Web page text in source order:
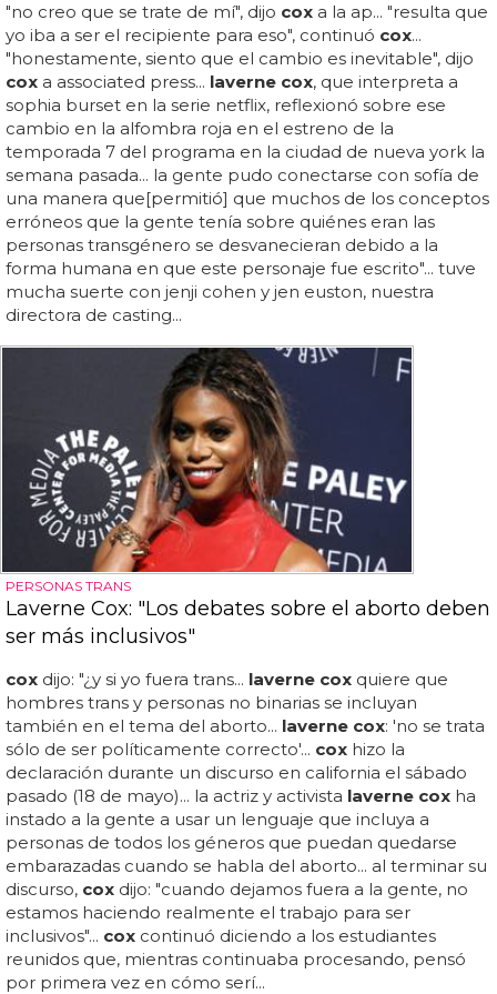
"no creo que se trate de mí", dijo cox a la ap... "resulta que
yo iba a ser el recipiente para eso", continuó cox...
"honestamente, siento que el cambio es inevitable", dijo
cox a associated press... laverne cox, que interpreta a
sophia burset en la serie netflix, reflexionó sobre ese
cambio en la alfombra roja en el estreno de la
temporada 7 del programa en la ciudad de nueva york la
semana pasada... la gente pudo conectarse con sofía de
una manera que[permitió] que muchos de los conceptos
erróneos que la gente tenía sobre quiénes eran las
personas transgénero se desvanecieran debido a la
forma humana en que este personaje fue escrito"... tuve
mucha suerte con jenji cohen y jen euston, nuestra
directora de casting...
PERSONAS TRANS
Laverne Cox: "Los debates sobre el aborto deben
ser más inclusivos"
cox dijo: "¿y si yo fuera trans... laverne cox quiere que
hombres trans y personas no binarias se incluyan
también en el tema del aborto... laverne cox: 'no se trata
sólo de ser políticamente correcto'... cox hizo la
declaración durante un discurso en california el sábado
pasado (18 de mayo)... la actriz y activista laverne cox ha
instado a la gente a usar un lenguaje que incluya a
personas de todos los géneros que puedan quedarse
embarazadas cuando se habla del aborto... al terminar su
discurso, cox dijo: "cuando dejamos fuera a la gente, no
estamos haciendo realmente el trabajo para ser
inclusivos"... cox continuó diciendo a los estudiantes
reunidos que, mientras continuaba procesando, pensó
por primera vez en cómo serí...